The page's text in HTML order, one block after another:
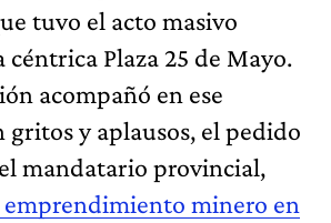
tuvo el acto masivo
céntrica Plaza 25 de Mayo.
acompañó en ese
gritos y aplausos, el pedido
mandatario provincial,
emprendimiento minero en